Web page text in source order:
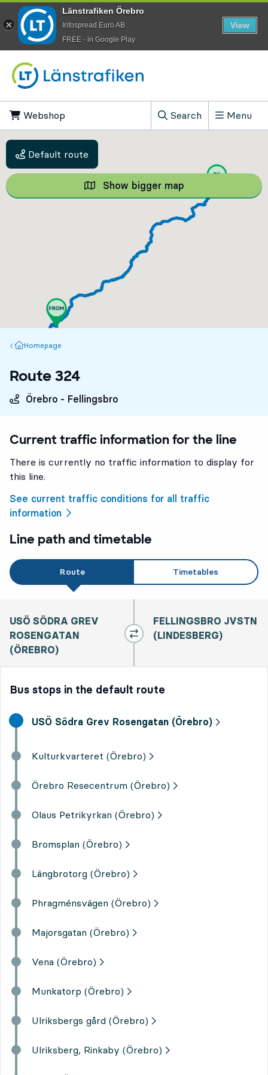
Webshop
Search
, Show search field
Menu
Default route
Show bigger map Show bigger
Homepage
Homepage
Route 324
Örebro - Fellingsbro
Current traffic information for the line
There is currently no traffic information to display for
this line.
See current traffic conditions for all traffic
information
Line path and timetable
Route Timetables
USÖ SÖDRA GREV
ROSENGATAN
(ÖREBRO)
FELLINGSBRO JVSTN
(LINDESBERG)
Bus stops in the default route
Start destination,
USÖ Södra Grev Rosengatan (Örebro)
Kulturkvarteret (Örebro)
Örebro Resecentrum (Örebro)
Olaus Petrikyrkan (Örebro)
Bromsplan (Örebro)
Längbrotorg (Örebro)
Phragménsvägen (Örebro)
Majorsgatan (Örebro)
Vena (Örebro)
Munkatorp (Örebro)
Ulriksbergs gård (Örebro)
Ulriksberg, Rinkaby (Örebro)
Länstrafiken Örebro
Infospread Euro AB
​FREE - in Google Play
View